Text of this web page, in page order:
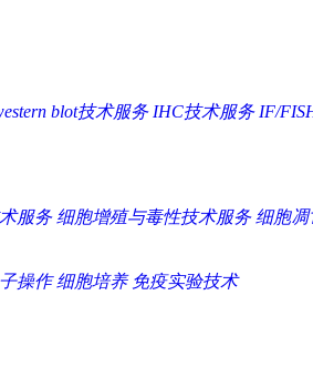
blot技术服务 IHC技术服务 IF/
服务 细胞增殖与毒性技术服务 细胞
操作 细胞培养 免疫实验技术